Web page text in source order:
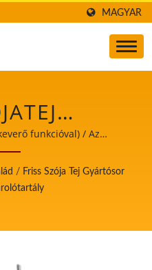
MAGYAR
AZ
A FRISS
funkcióval) / Az
gépek vezetője, aki a
helyezi előtérbe.
/ Friss Szója Tej Gyártósor